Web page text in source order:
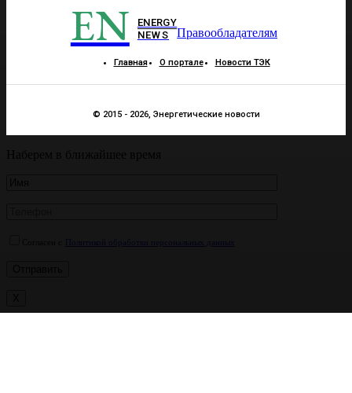
EN
ENERGY
NEWS
Правообладателям
Главная О портале Новости ТЭК
© 2015 - 2026, Энергетические новости
Наберем в ближайшее время